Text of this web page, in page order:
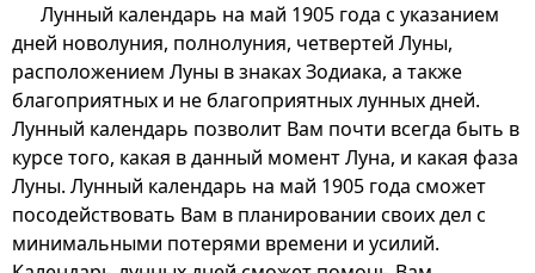
Лунный календарь на май 1905 года с указанием
дней новолуния, полнолуния, четвертей Луны,
расположением Луны в знаках Зодиака, а также
благоприятных и не благоприятных лунных дней.
Лунный календарь позволит Вам почти всегда быть в
курсе того, какая в данный момент Луна, и какая фаза
Луны. Лунный календарь на май 1905 года сможет
посодействовать Вам в планировании своих дел с
минимальными потерями времени и усилий.